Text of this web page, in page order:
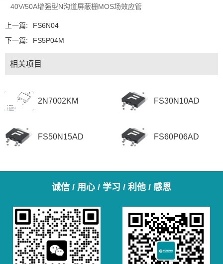
40V/50A增强型N沟道屏蔽栅MOS场效应管
上一篇:
FS6N04
下一篇:
FS5P04M
相关项目
2N7002KM FS30N10AD
FS50N15AD FS60P06AD
诚信 / 用心 / 学习 / 利他 / 感恩